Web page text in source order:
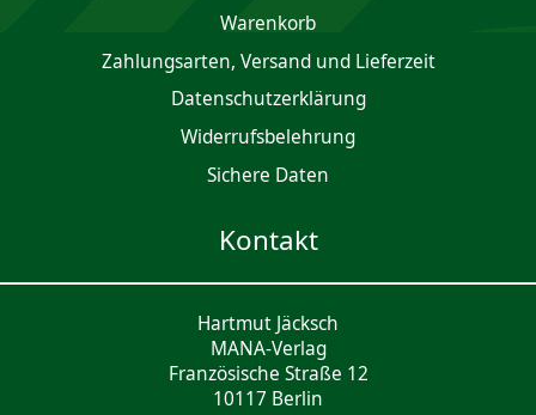
Waren­korb
Zahlungsarten, Versand und Lieferzeit
Daten­schutz­er­klärung
Widerrufsbelehrung
Sichere Daten
Kontakt
Hartmut Jäcksch
MANA-Verlag
Französische Straße 12
10117 Berlin